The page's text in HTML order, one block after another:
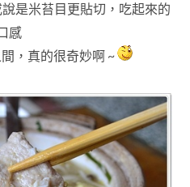
是米苔目更貼切 ， 吃起來的
感
，真的很奇妙啊 ~